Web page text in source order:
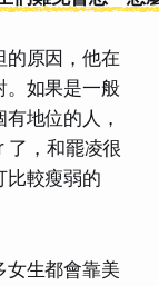
的原因，他在
。如果是一般
地位的人，
了，和罷凌很
比較瘦弱的
女生都會靠美